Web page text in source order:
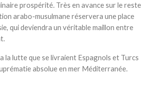
prospérité. Très en avance sur le reste
arabo-musulmane réservera une place
qui deviendra un véritable maillon entre
la lutte que se livraient Espagnols et Turcs
absolue en mer Méditerranée.